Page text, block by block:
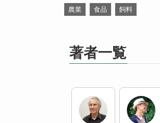
農業 食品 飼料
著者一覧